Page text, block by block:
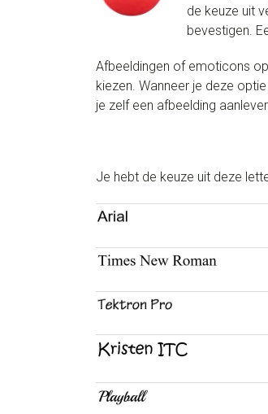
de keuze uit
bevestigen.
Afbeeldingen of emoticons
kiezen. Wanneer je deze
je zelf een afbeelding
Je hebt de keuze uit deze